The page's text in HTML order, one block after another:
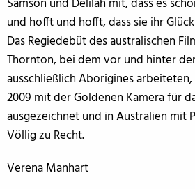
Samson und Delilah mit, dass es
und hofft und hofft, dass sie ihr
Das Regiedebüt des australischen
Thornton, bei dem vor und hinter
ausschließlich Aborigines
2009 mit der Goldenen Kamera für
ausgezeichnet und in Australien mit
Völlig zu Recht.
Verena Manhart